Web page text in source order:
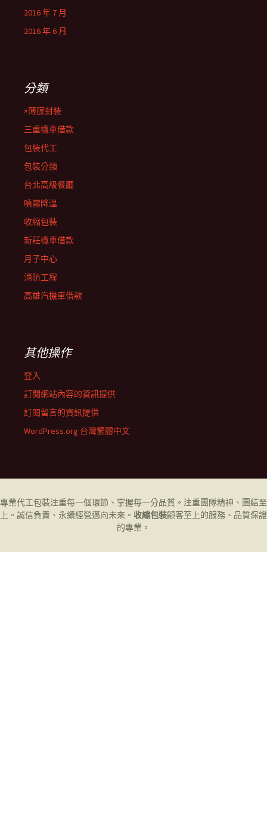
2016 年 7 月
2016 年 6 月
分類
×薄膜封裝
三重機車借款
包裝代工
包裝分類
台北高級餐廳
噴霧降溫
收縮包裝
新莊機車借款
月子中心
消防工程
高雄汽機車借款
其他操作
登入
訂閱網站內容的資訊提供
訂閱留言的資訊提供
WordPress.org 台灣繁體中文
專業代工包裝注重每一個環節、掌握每一分品質。注重團隊精神、團結至
上。誠信負責、永續經營邁向未來。 收縮包裝顧客至上的服務、品質保證
的專業。